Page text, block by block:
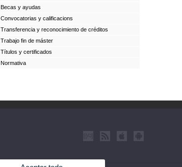
Becas y ayudas
Convocatorias y calificacions
Transferencia y reconocimiento de créditos
Trabajo fin de máster
Títulos y certificados
Normativa